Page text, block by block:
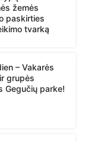
žemės
paskirties
tvarką
– Vakarės
grupės
Gegučių parke!